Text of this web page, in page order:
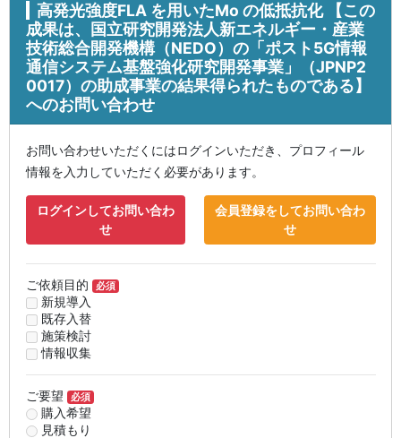
高発光強度FLA を用いたMo の低抵抗化 【この
成果は、国立研究開発法人新エネルギー・産業
技術総合開発機構（NEDO）の「ポスト5G情報
通信システム基盤強化研究開発事業」（JPNP2
0017）の助成事業の結果得られたものである】
へのお問い合わせ
お問い合わせいただくにはログインいただき、プロフィール
情報を入力していただく必要があります。
ログインしてお問い合わ
せ
会員登録をしてお問い合わ
せ
ご依頼目的 必須
新規導入
既存入替
施策検討
情報収集
ご要望 必須
購入希望
見積もり